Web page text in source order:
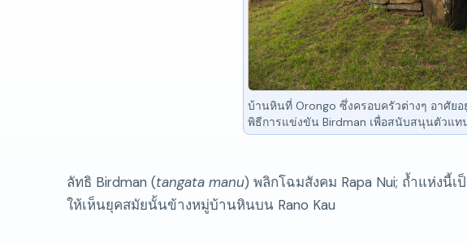
บ้านหินที่ Orongo ซึ่งครอบครัวต่างๆ อาศัยอ
พิธีการแข่งขัน Birdman เพื่อสนับสนุนตัวแท
ลัทธิ Birdman (tangata manu) พลิกโฉมสังคม Rapa Nui; ถ้ำแห่งนี้
ให้เห็นยุคสมัยนั้นข้างหมู่บ้านหินบน Rano Kau